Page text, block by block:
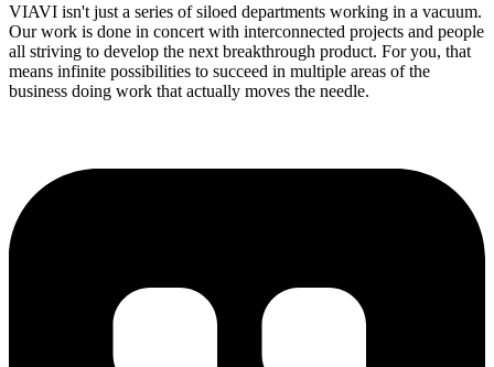
VIAVI isn't just a series of siloed departments working in a vacuum.
Our work is done in concert with interconnected projects and people
all striving to develop the next breakthrough product. For you, that
means infinite possibilities to succeed in multiple areas of the
business doing work that actually moves the needle.